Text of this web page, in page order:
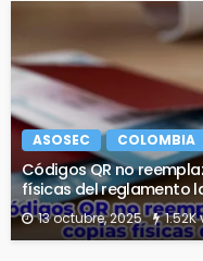
ASOSEC COLOMBIA
Códigos QR no
físicas del reglamento
13 octubre, 2025